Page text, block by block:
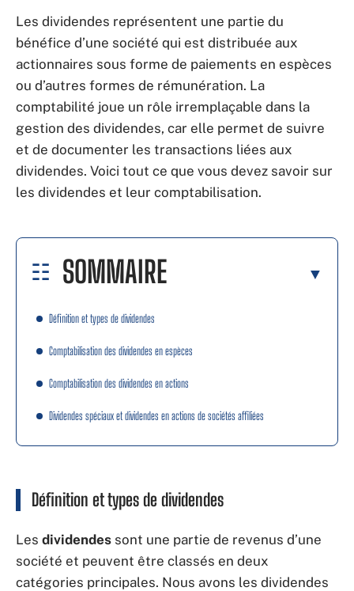
Les dividendes représentent une partie du
bénéfice d’une société qui est distribuée aux
actionnaires sous forme de paiements en espèces
ou d’autres formes de rémunération. La
comptabilité joue un rôle irremplaçable dans la
gestion des dividendes, car elle permet de suivre
et de documenter les transactions liées aux
dividendes. Voici tout ce que vous devez savoir sur
les dividendes et leur comptabilisation.
SOMMAIRE
Définition et types de dividendes
Comptabilisation des dividendes en espèces
Comptabilisation des dividendes en actions
Dividendes spéciaux et dividendes en actions de sociétés affiliées
Définition et types de dividendes
Les dividendes sont une partie de revenus d’une
société et peuvent être classés en deux
catégories principales. Nous avons les dividendes